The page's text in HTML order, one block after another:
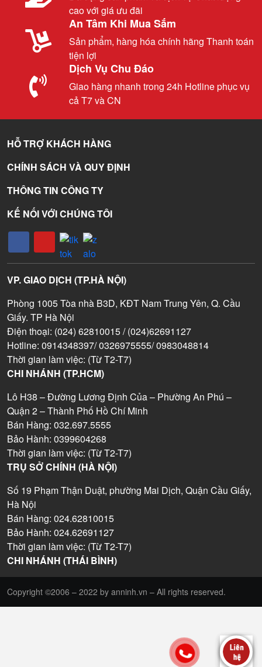
cao với giá ưu đãi
An Tâm Khi Mua Sắm
Sản phẩm, hàng hóa chính hãng Thanh toán
tiện lợi
Dịch Vụ Chu Đáo
Giao hàng nhanh trong 24h Hotline phục vụ
cả T7 và CN
HỖ TRỢ KHÁCH HÀNG
CHÍNH SÁCH VÀ QUY ĐỊNH
THÔNG TIN CÔNG TY
KẾ NỐI VỚI CHÚNG TÔI
VP. GIAO DỊCH (TP.HÀ NỘI)
Phòng 1005 Tòa nhà B3D, KĐT Nam Trung Yên, Q. Cầu
Giấy. TP Hà Nội
Điện thoại: (024) 62810015 / (024)62691127
Hotline: 0914348397/ 0326975555/ 0983048814
Thời gian làm việc: (Từ T2-T7)
CHI NHÁNH (TP.HCM)
Lô H38 – Đường Lương Định Của – Phường An Phú –
Quận 2 – Thành Phố Hồ Chí Minh
Bán Hàng: 032.697.5555
Bảo Hành: 0399604268
Thời gian làm việc: (Từ T2-T7)
TRỤ SỞ CHÍNH (HÀ NỘI)
Số 19 Phạm Thận Duật, phường Mai Dịch, Quận Cầu Giấy,
Hà Nội
Bán Hàng: 024.62810015
Bảo Hành: 024.62691127
Thời gian làm việc: (Từ T2-T7)
CHI NHÁNH (THÁI BÌNH)
Copyright ©2006 – 2022 by anninh.vn – All rights reserved.